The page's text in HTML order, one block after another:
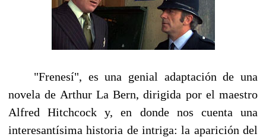
"Frenesí", es una genial adaptación de una
novela de Arthur La Bern, dirigida por el maestro
Alfred Hitchcock y, en donde nos cuenta una
interesantísima historia de intriga: la aparición del